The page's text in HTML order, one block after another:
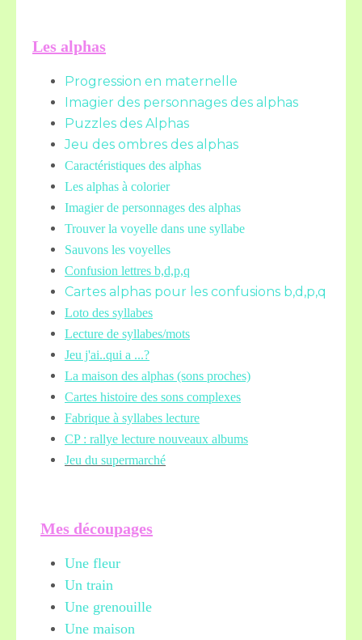
Les alphas
Progression en maternelle
Imagier des personnages des alphas
Puzzles des Alphas
Jeu des ombres des alphas
Caractéristiques des alphas
Les alphas à colorier
Imagier de personnages des alphas
Trouver la voyelle dans une syllabe
Sauvons les voyelles
Confusion lettres b,d,p,q
Cartes alphas pour les confusions b,d,p,q
Loto des syllabes
Lecture de syllabes/mots
Jeu j'ai..qui a ...?
La maison des alphas (sons proches)
Cartes histoire des sons complexes
Fabrique à syllabes lecture
CP : rallye lecture nouveaux albums
Jeu du supermarché
Mes découpages
Une fleur
Un train
Une grenouille
Une maison